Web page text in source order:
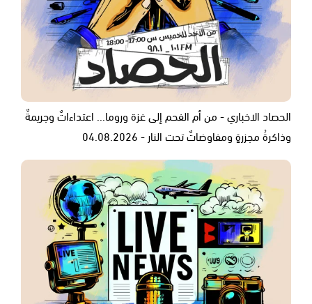
الحصاد الاخباري - من أم الفحم إلى غزة وروما... اعتداءاتٌ وجريمةٌ
وذاكرةُ مجزرةٍ ومفاوضاتٌ تحت النار - 04.08.2026